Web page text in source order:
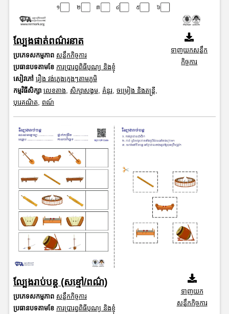
ល្បែងផាត់ពណ៌រនាត
ប្រភេទសកម្មភាព សន្លឹកកិច្ចការ
ប្រធានបទតាមខែ ការប្រារព្ធពិធីបុណ្យ និងខ្ញុំ
សៀវភៅ រឿង វង់ភ្លេងក្មេងៗតាមភូមិ
កម្មវិធីសិក្សា លេខតាង សិក្សាសង្គម, គំនូរ, ចម្រៀង និងតន្ត្រី
បុរេគណិត
ពណ៍
ទាញយកសន្លឹក
កិច្ចការ
ល្បែងរាប់បន្ត (សខ្មៅ/ពណ៌)
ប្រភេទសកម្មភាព សន្លឹកកិច្ចការ
ប្រធានបទតាមខែ ការប្រារព្ធពិធីបុណ្យ និងខ្ញុំ
ទាញយក
សន្លឹកកិច្ចការ